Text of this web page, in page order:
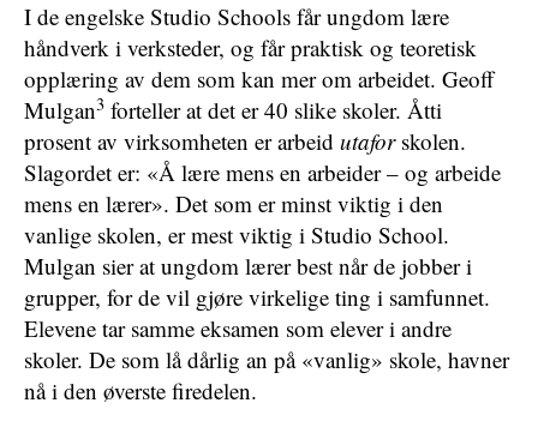
I de engelske Studio Schools får ungdom lære
håndverk i verksteder, og får praktisk og teoretisk
opplæring av dem som kan mer om arbeidet. Geoff
Mulgan3 forteller at det er 40 slike skoler. Åtti
prosent av virksomheten er arbeid utaforskolen.
Slagordet er: «Å lære mens en arbeider – og arbeide
mens en lærer». Det som er minst viktig i den
vanlige skolen, er mest viktig i Studio School.
Mulgan sier at ungdom lærer best når de jobber i
grupper, for de vil gjøre virkelige ting i samfunnet.
Elevene tar samme eksamen som elever i andre
skoler. De som lå dårlig an på «vanlig» skole, havner
nå i den øverste firedelen.